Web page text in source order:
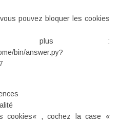
pouvez bloquer les cookies
plus :
bin/answer.py?
cookies« , cochez la case «